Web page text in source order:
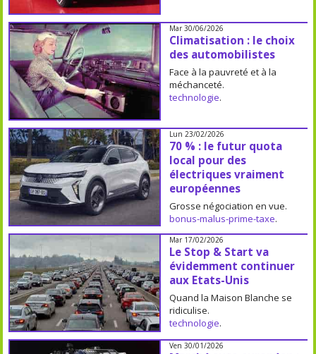
Mar 30/06/2026
Climatisation : le choix
des automobilistes
Face à la pauvreté et à la
méchanceté.
technologie.
Lun 23/02/2026
70 % : le futur quota
local pour des
électriques vraiment
européennes
Grosse négociation en vue.
bonus-malus-prime-taxe.
Mar 17/02/2026
Le Stop & Start va
évidemment continuer
aux Etats-Unis
Quand la Maison Blanche se
ridiculise.
technologie.
Ven 30/01/2026